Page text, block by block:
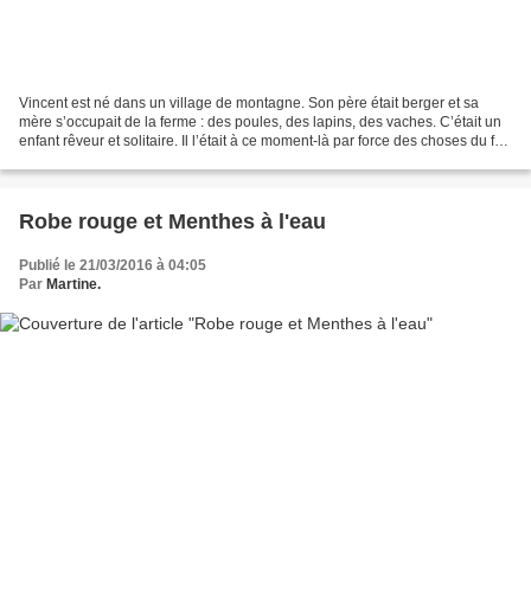
Vincent est né dans un village de montagne. Son père était berger et sa
mère s’occupait de la ferme : des poules, des lapins, des vaches. C’était un
enfant rêveur et solitaire. Il l’était à ce moment-là par force des choses du fait
Robe rouge et Menthes à l'eau
Publié le 21/03/2016 à 04:05
Par Martine.